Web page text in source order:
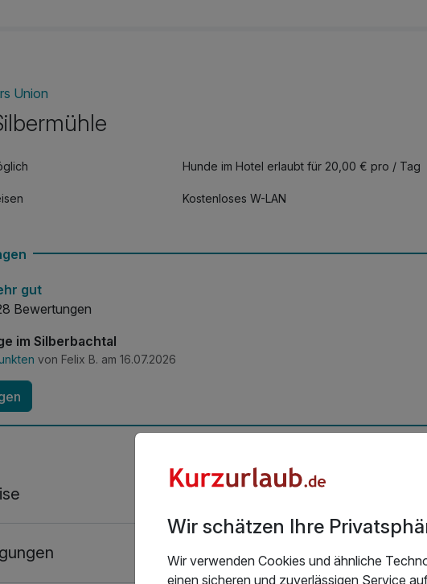
Union
Hunde im Hotel erlaubt für 20,00 € pro / Tag
Kostenloses W-LAN
gut
Bewertungen
im Silberbachtal
von Felix B. am 16.07.2026
Wir schätzen Ihre
Wir verwenden Cookies und ähnliche
einen sicheren und zuverlässigen Service